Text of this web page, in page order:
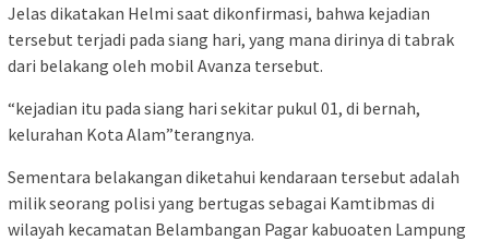
Jelas dikatakan Helmi saat dikonfirmasi, bahwa kejadian
tersebut terjadi pada siang hari, yang mana dirinya di tabrak
dari belakang oleh mobil Avanza tersebut.
“kejadian itu pada siang hari sekitar pukul 01, di bernah,
kelurahan Kota Alam”terangnya.
Sementara belakangan diketahui kendaraan tersebut adalah
milik seorang polisi yang bertugas sebagai Kamtibmas di
wilayah kecamatan Belambangan Pagar kabuoaten Lampung